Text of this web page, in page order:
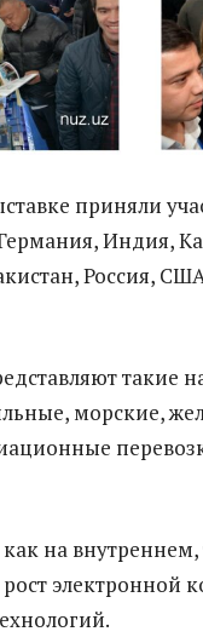
приняли
Индия,
Россия,
такие
морские,
на
электронной